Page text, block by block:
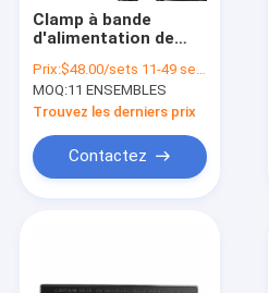
Clamp à bande
d'alimentation de
multifonctionnel
protègeur contre les
surtensions
Prix:$48.00/sets 11-49 sets
MOQ:11 ENSEMBLES
Trouvez les derniers prix
Contactez